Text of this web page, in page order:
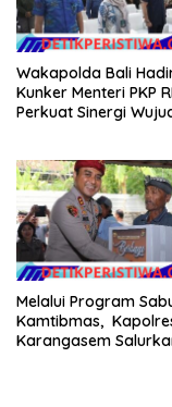
Wakapolda Bali
Kunker Menteri PKP
Perkuat Sinergi
Melalui Program
Kamtibmas,
Karangasem